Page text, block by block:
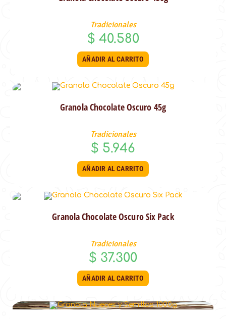
Tradicionales
$ 40.580
AÑADIR AL CARRITO
Granola Chocolate Oscuro 45g
Tradicionales
$ 5.946
AÑADIR AL CARRITO
Granola Chocolate Oscuro Six Pack
Tradicionales
$ 37.300
AÑADIR AL CARRITO